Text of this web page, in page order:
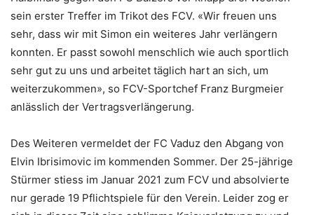
sein erster Treffer im Trikot des FCV. «Wir freuen uns
sehr, dass wir mit Simon ein weiteres Jahr verlängern
konnten. Er passt sowohl menschlich wie auch sportlich
sehr gut zu uns und arbeitet täglich hart an sich, um
weiterzukommen», so FCV-Sportchef Franz Burgmeier
anlässlich der Vertragsverlängerung.
Des Weiteren vermeldet der FC Vaduz den Abgang von
Elvin Ibrisimovic im kommenden Sommer. Der 25-jährige
Stürmer stiess im Januar 2021 zum FCV und absolvierte
nur gerade 19 Pflichtspiele für den Verein. Leider zog er